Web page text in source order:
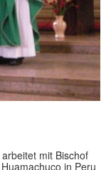
mit Bischof
in Peru